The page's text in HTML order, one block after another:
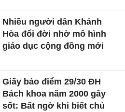
Nhiều người dân Khánh
Hòa đổi đời nhờ mô hình
giáo dục cộng đồng mới
Giấy báo điểm 29/30 ĐH
Bách khoa năm 2000 gây
sốt: Bất ngờ khi biết chủ